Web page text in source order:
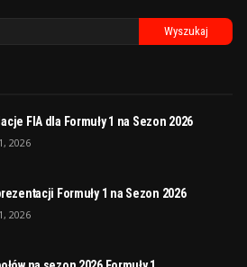
FIA dla Formuły 1 na Sezon 2026
2026
Formuły 1 na Sezon 2026
2026